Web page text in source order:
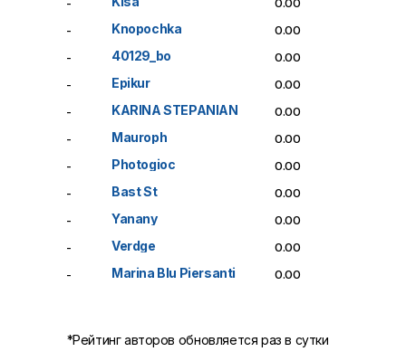
-
Knopochka
0.00
-
40129_bo
0.00
-
Epikur
0.00
-
KARINA STEPANIAN
0.00
-
Mauroph
0.00
-
Photogioc
0.00
-
Bast St
0.00
-
Yanany
0.00
-
Verdge
0.00
-
Marina Blu Piersanti 0.00
*Рейтинг авторов обновляется раз в сутки